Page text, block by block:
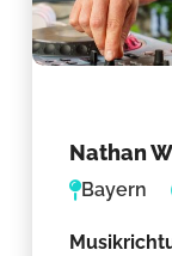
Nathan
Bayern